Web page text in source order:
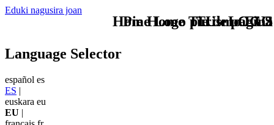
Eduki nagusira joan
TU - LOGO
Language Selector
español es
ES |
euskara eu
EU |
Home Logo pie de página
Pie Home Turismo EUS